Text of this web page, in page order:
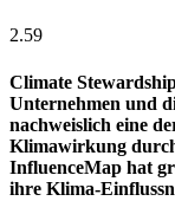
2.59
Climate
Unternehmen und
nachweislich eine
Klimawirkung
InfluenceMap hat
ihre Klima-